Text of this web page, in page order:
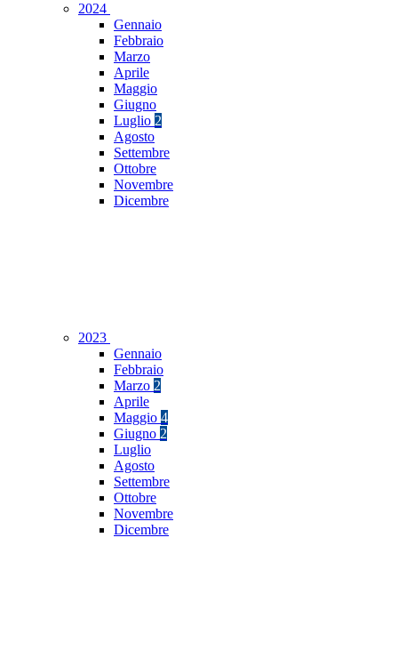
2024
Gennaio
Febbraio
Marzo
Aprile
Maggio
Giugno
Luglio 2
Agosto
Settembre
Ottobre
Novembre
Dicembre
2023
Gennaio
Febbraio
Marzo 2
Aprile
Maggio 4
Giugno 2
Luglio
Agosto
Settembre
Ottobre
Novembre
Dicembre